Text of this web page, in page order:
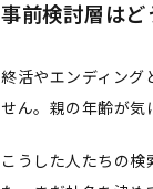
事前検討層は
終活やエンディング
せん。親の年齢が気
こうした人たちの